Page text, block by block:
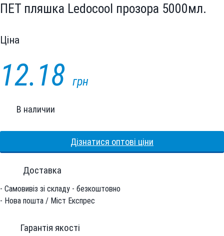
ПЕТ пляшка Ledocool прозора 5000мл.
Цiна
12.18 грн
В наличии
Дізнатися оптові ціни
Доставка
- Самовивіз зі складу - безкоштовно
- Нова пошта / Міст Експрес
Гарантiя якостi